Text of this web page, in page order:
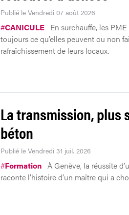
Publié le Vendredi 07 août 2026
#CANICULE En surchauffe, les
toujours ce qu’elles peuvent ou non
rafraîchissement de leurs locaux.
La transmission, plus
béton
Publié le Vendredi 31 juil. 2026
#Formation À Genève, la réussite
raconte l’histoire d’un maître qui a